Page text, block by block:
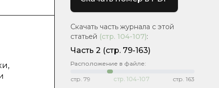
Скачать часть журнала с этой
статьей (стр. 104-107):
Часть 2 (стр. 79-163)
Расположение в файле:
стр. 79 стр. 104-107 стр. 163